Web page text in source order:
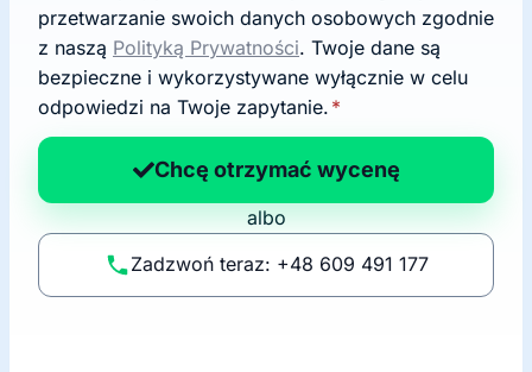
g
o
d
a
n
p
li
t
przetwarzanie swoich danych osobowych zgodnie
z naszą Polityką Prywatności. Twoje dane są
bezpieczne i wykorzystywane wyłącznie w celu
odpowiedzi na Twoje zapytanie. *
Chcę otrzymać wycenę
albo
Zadzwoń teraz: +48 609 491 177